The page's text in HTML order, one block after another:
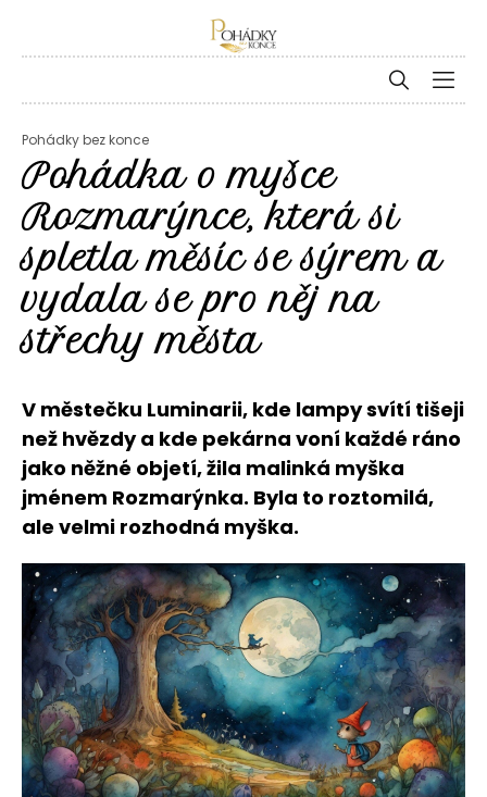
Pohádky bez konce
Pohádka o myšce
Rozmarýnce, která si
spletla měsíc se sýrem a
vydala se pro něj na
střechy města
V městečku Luminarii, kde lampy svítí tišeji
než hvězdy a kde pekárna voní každé ráno
jako něžné objetí, žila malinká myška
jménem Rozmarýnka. Byla to roztomilá,
ale velmi rozhodná myška.